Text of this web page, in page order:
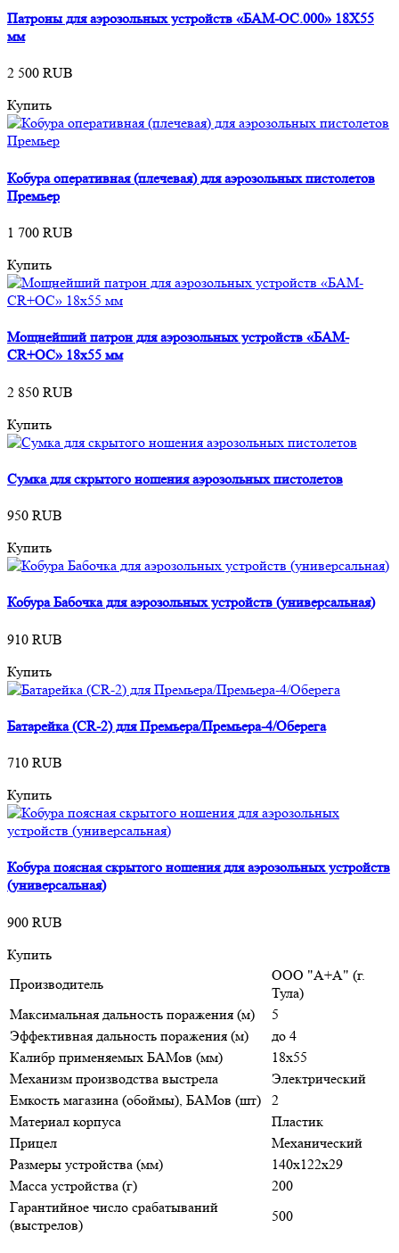
Патроны для аэрозольных устройств «БАМ-ОС.000» 18Х55
мм
2 500 RUB
Купить
Кобура оперативная (плечевая) для аэрозольных пистолетов
Премьер
1 700 RUB
Купить
Мощнейший патрон для аэрозольных устройств «БАМ-
CR+ОС» 18х55 мм
2 850 RUB
Купить
Сумка для скрытого ношения аэрозольных пистолетов
950 RUB
Купить
Кобура Бабочка для аэрозольных устройств (универсальная)
910 RUB
Купить
Батарейка (CR-2) для Премьера/Премьера-4/Оберега
710 RUB
Купить
Кобура поясная скрытого ношения для аэрозольных устройств
(универсальная)
900 RUB
Купить
Производитель
ООО "А+А" (г.
Тула)
Максимальная дальность поражения (м)
5
Эффективная дальность поражения (м)
до 4
Калибр применяемых БАМов (мм)
18х55
Механизм производства выстрела
Электрический
Емкость магазина (обоймы), БАМов (шт)
2
Материал корпуса
Пластик
Прицел
Механический
Размеры устройства (мм)
140х122х29
Масса устройства (г)
200
Гарантийное число срабатываний
(выстрелов)
500